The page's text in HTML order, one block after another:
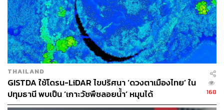
2.1K
THAILAND
GISTDA ใช้โดรน-LiDAR ไขปริศนา ‘ดวงตาเมืองไทย’ ใน
ปทุมธานี พบเป็น ‘เกาะวัชพืชลอยน้ำ’ หมุนได้
168